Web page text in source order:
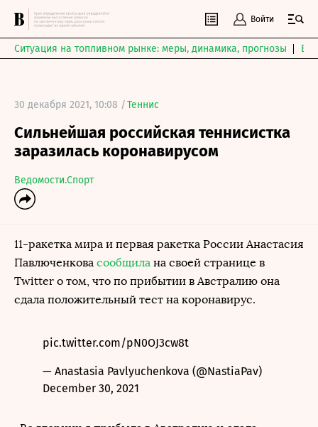
Войти
Ситуация на топливном рынке: меры, динамика, прогнозы
30 декабря 2021, 10:08 /Теннис
Сильнейшая российская теннисистка
заразилась коронавирусом
Ведомости.Спорт
11-ракетка мира и первая ракетка России Анастасия
Павлюченкова сообщила на своей странице в
Twitter о том, что по прибытии в Австралию она
сдала положительный тест на коронавирус.
pic.twitter.com/pN0OJ3cw8t
— Anastasia Pavlyuchenkova (@NastiaPav)
December 30, 2021